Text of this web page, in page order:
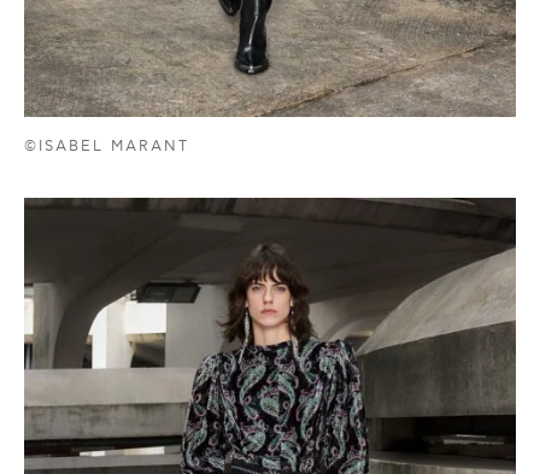
©ISABEL MARANT